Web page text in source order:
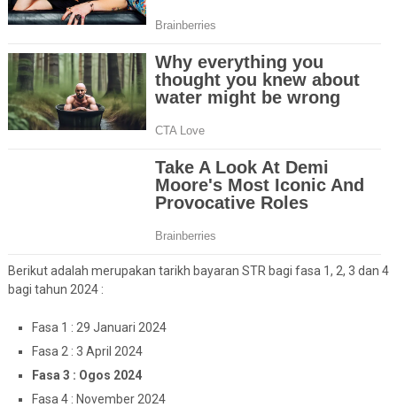
Berikut adalah merupakan tarikh bayaran STR bagi fasa 1, 2, 3 dan 4
bagi tahun 2024 :
Fasa 1 : 29 Januari 2024
Fasa 2 : 3 April 2024
Fasa 3 : Ogos 2024
Fasa 4 : November 2024